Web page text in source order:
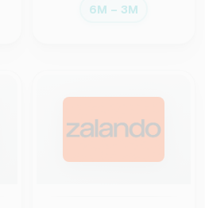
6M – 3M